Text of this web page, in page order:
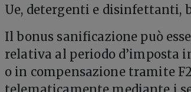
Ue, detergenti e disinfettanti,
Il bonus sanificazione può
relativa al periodo d’imposta
o in compensazione tramite